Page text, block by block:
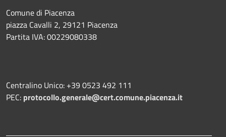
Comune di Piacenza
piazza Cavalli 2, 29121 Piacenza
Partita IVA: 00229080338
Centralino Unico: +39 0523 492 111
PEC: protocollo.generale@cert.comune.piacenza.it